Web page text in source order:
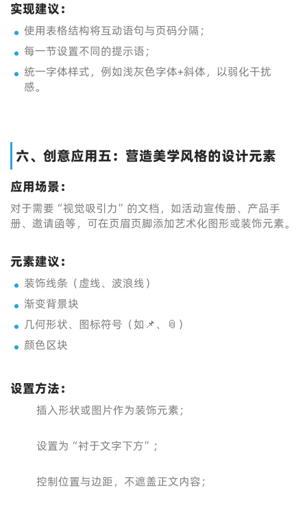
实现建议：
使用表格结构将互动语句与页码分隔；
每一节设置不同的提示语；
统一字体样式，例如浅灰色字体+斜体，以弱化干扰
感。
六、创意应用五：营造美学风格的设计元素
应用场景：
对于需要“视觉吸引力”的文档，如活动宣传册、产品手
册、邀请函等，可在页眉页脚添加艺术化图形或装饰元素。
元素建议：
装饰线条（虚线、波浪线）
渐变背景块
几何形状、图标符号（如📌、📎）
颜色区块
设置方法：
插入形状或图片作为装饰元素；
设置为“衬于文字下方”；
控制位置与边距，不遮盖正文内容；